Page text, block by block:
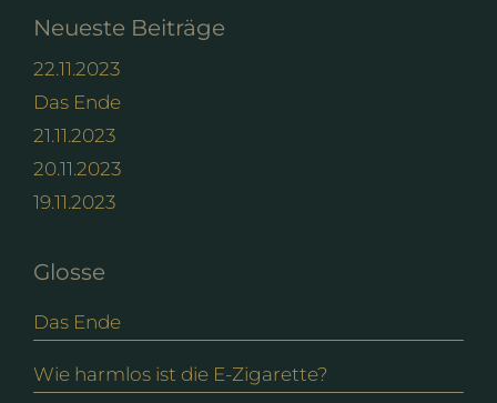
Neueste Beiträge
22.11.2023
Das Ende
21.11.2023
20.11.2023
19.11.2023
Glosse
Das Ende
Wie harmlos ist die E-Zigarette?